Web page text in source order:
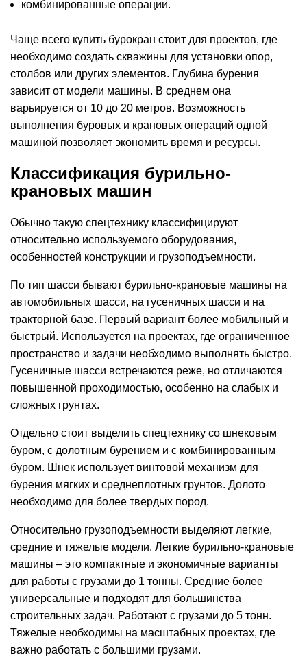
комбинированные операции.
Чаще всего купить бурокран стоит для проектов, где
необходимо создать скважины для установки опор,
столбов или других элементов. Глубина бурения
зависит от модели машины. В среднем она
варьируется от 10 до 20 метров. Возможность
выполнения буровых и крановых операций одной
машиной позволяет экономить время и ресурсы.
Классификация бурильно-
крановых машин
Обычно такую спецтехнику классифицируют
относительно используемого оборудования,
особенностей конструкции и грузоподъемности.
По тип шасси бывают бурильно-крановые машины на
автомобильных шасси, на гусеничных шасси и на
тракторной базе. Первый вариант более мобильный и
быстрый. Используется на проектах, где ограниченное
пространство и задачи необходимо выполнять быстро.
Гусеничные шасси встречаются реже, но отличаются
повышенной проходимостью, особенно на слабых и
сложных грунтах.
Отдельно стоит выделить спецтехнику со шнековым
буром, с долотным бурением и с комбинированным
буром. Шнек использует винтовой механизм для
бурения мягких и среднеплотных грунтов. Долото
необходимо для более твердых пород.
Относительно грузоподъемности выделяют легкие,
средние и тяжелые модели. Легкие бурильно-крановые
машины – это компактные и экономичные варианты
для работы с грузами до 1 тонны. Средние более
универсальные и подходят для большинства
строительных задач. Работают с грузами до 5 тонн.
Тяжелые необходимы на масштабных проектах, где
важно работать с большими грузами.